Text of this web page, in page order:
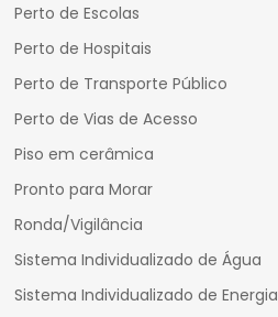
Perto de Escolas
Perto de Hospitais
Perto de Transporte Público
Perto de Vias de Acesso
Piso em cerâmica
Pronto para Morar
Ronda/Vigilância
Sistema Individualizado de Água
Sistema Individualizado de Energia